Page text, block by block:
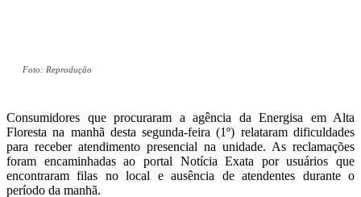
Foto: Reprodução
Consumidores que procuraram a agência da Energisa em Alta
Floresta na manhã desta segunda-feira (1º) relataram dificuldades
para receber atendimento presencial na unidade. As reclamações
foram encaminhadas ao portal Notícia Exata por usuários que
encontraram filas no local e ausência de atendentes durante o
período da manhã.